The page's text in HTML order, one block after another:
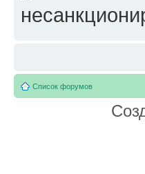
Список форумов